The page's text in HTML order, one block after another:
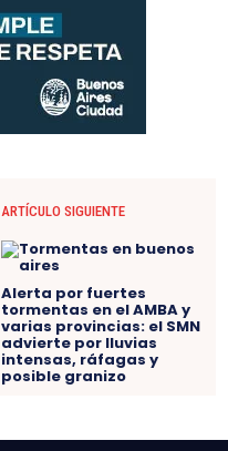
ARTÍCULO SIGUIENTE
Alerta por fuertes
tormentas en el AMBA y
varias provincias: el SMN
advierte por lluvias
intensas, ráfagas y
posible granizo